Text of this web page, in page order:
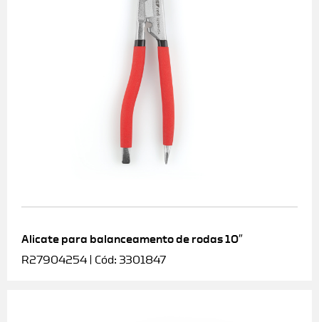
Alicate para balanceamento de rodas 10″
R27904254 | Cód: 3301847